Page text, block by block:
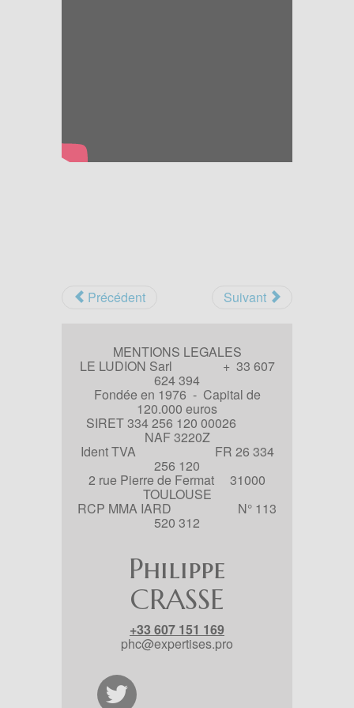
Précédent Suivant
MENTIONS LEGALES
LE LUDION Sarl + 33 607
624 394
Fondée en 1976 - Capital de
120.000 euros
SIRET 334 256 120 00026
NAF 3220Z
Ident TVA FR 26 334
256 120
2 rue Pierre de Fermat 31000
TOULOUSE
RCP MMA IARD N° 113
520 312
Philippe
CRASSE
+33 607 151 169
phc@expertises.pro